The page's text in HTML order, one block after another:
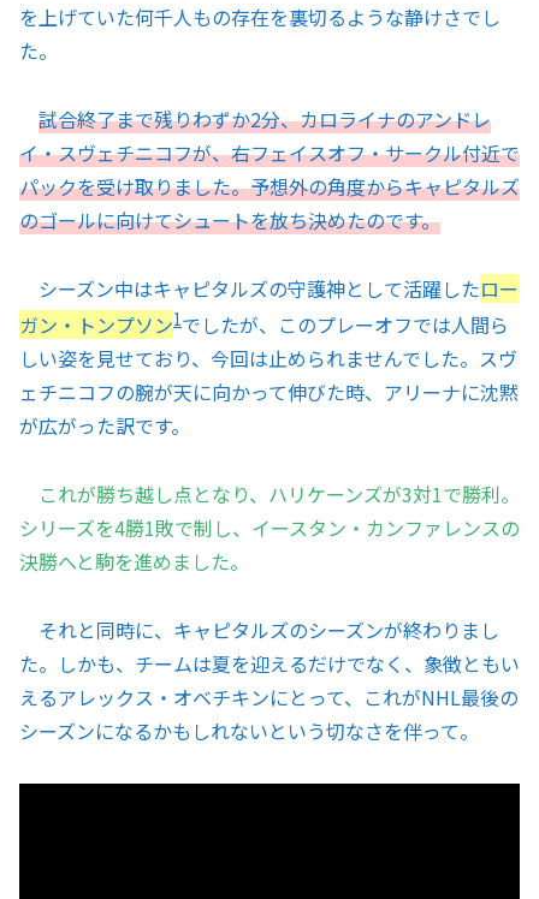
を上げていた何千人もの存在を裏切るような静けさでし
た。
試合終了まで残りわずか2分、カロライナのアンドレ
イ・スヴェチニコフが、右フェイスオフ・サークル付近で
パックを受け取りました。予想外の角度からキャピタルズ
のゴールに向けてシュートを放ち決めたのです。
シーズン中はキャピタルズの守護神として活躍したロー
ガン・トンプソン1でしたが、このプレーオフでは人間ら
しい姿を見せており、今回は止められませんでした。スヴ
ェチニコフの腕が天に向かって伸びた時、アリーナに沈黙
が広がった訳です。
これが勝ち越し点となり、ハリケーンズが3対1で勝利。
シリーズを4勝1敗で制し、イースタン・カンファレンスの
決勝へと駒を進めました。
それと同時に、キャピタルズのシーズンが終わりまし
た。しかも、チームは夏を迎えるだけでなく、象徴ともい
えるアレックス・オベチキンにとって、これがNHL最後の
シーズンになるかもしれないという切なさを伴って。